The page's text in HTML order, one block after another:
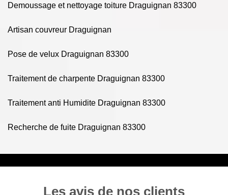
Demoussage et nettoyage toiture Draguignan 83300
Artisan couvreur Draguignan
Pose de velux Draguignan 83300
Traitement de charpente Draguignan 83300
Traitement anti Humidite Draguignan 83300
Recherche de fuite Draguignan 83300
Les avis de nos clients